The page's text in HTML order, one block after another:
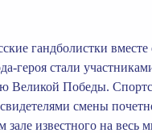
гандболистки
героя стали
Великой Победы.
смены
зале известного на